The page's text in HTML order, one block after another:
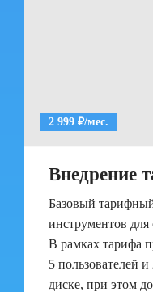
2 999 ₽/мес.
Внедрение
Базовый
инструментов
В рамках тарифа
5 пользователей
диске, при этом